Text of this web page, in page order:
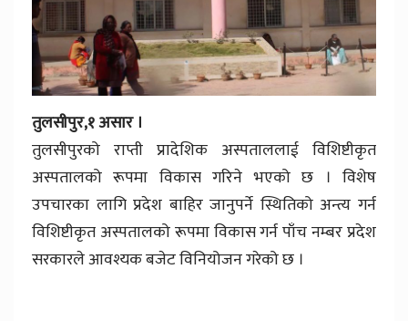
तुलसीपुर,१ असार ।
तुलसीपुरको राप्ती प्रादेशिक अस्पताललाई विशिष्टीकृत
अस्पतालको रूपमा विकास गरिने भएको छ । विशेष
उपचारका लागि प्रदेश बाहिर जानुपर्ने स्थितिको अन्त्य गर्न
विशिष्टीकृत अस्पतालको रूपमा विकास गर्न पाँच नम्बर प्रदेश
सरकारले आवश्यक बजेट विनियोजन गरेको छ ।